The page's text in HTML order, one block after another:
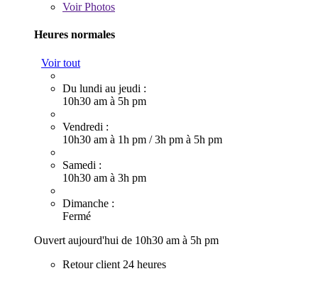
VoirPhotos
Heures normales
Voir tout
Du lundi au jeudi :
10h30 am à 5h pm
Vendredi :
10h30 am à 1h pm /3h pm à 5h pm
Samedi :
10h30 am à 3h pm
Dimanche :
Fermé
Ouvert aujourd'hui de 10h30 am à 5h pm
Retour client 24 heures